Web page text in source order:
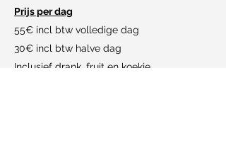
Prijs per dag
55€ incl btw volledige dag
30€ incl btw halve dag
Inclusief drank, fruit en koekje